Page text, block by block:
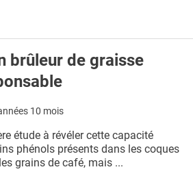
brûleur de graisse
10 mois
étude à révéler cette capacité
phénols présents dans les coques
grains de café, mais ...